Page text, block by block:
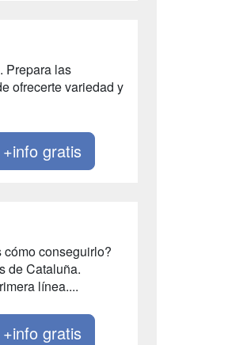
Prepara las
ofrecerte variedad y
+info gratis
conseguirlo?
de Cataluña.
línea....
+info gratis